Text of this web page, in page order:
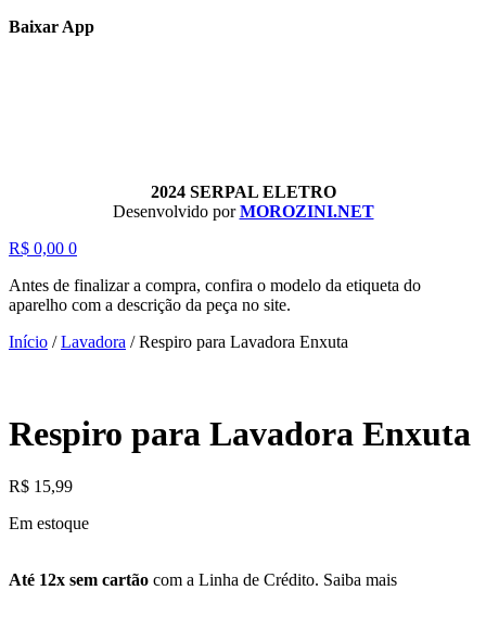
Baixar App
2024 SERPAL ELETRO
Desenvolvido porMOROZINI.NET
R$ 0,00 0
Antes de finalizar a compra, confira o modelo da etiqueta do
aparelho com a descrição da peça no site.
Início /Lavadora /Respiro para Lavadora Enxuta
Respiro para Lavadora Enxuta
R$ 15,99
Em estoque
Até 12x sem cartão com a Linha de Crédito. Saiba mais